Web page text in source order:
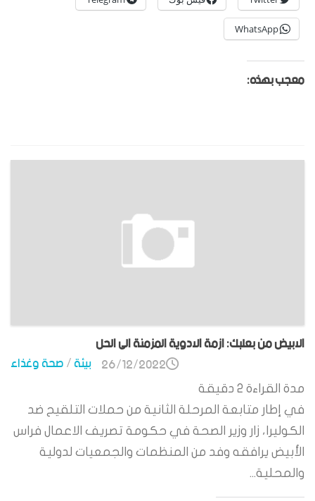
WhatsApp
معجب بهذه:
الابيض من بعلبك: ازمة الادوية المزمنة الى الحل
بيئة/صحة وغذاء 26/12/2022
مدة القراءة 2 دقيقة
في إطار متابعة المرحلة الثانية من حملات التلقيح ضد
الكوليرا، زار وزير الصحة في حكومة تصريف الاعمال فراس
الأبيض يرافقه وفد من المنظمات والجمعيات لدولية
والمحلية...